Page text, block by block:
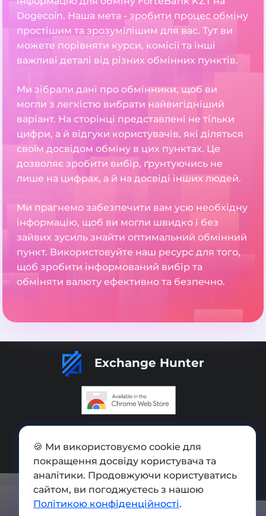
Dogecoin. Наша мета - зробити процес обміну
простішим та зрозумілішим для вас. Тут ви
можете порівняти курси, комісії та інші
важливі деталі від різних обмінних пунктів.
Ми зібрали дані про обмінники, щоб ви
могли з легкістю вибрати найвигідніший
варіант. На сторінці представлені не тільки
цифри, а й відгуки користувачів, які діляться
своїм досвідом обміну в цих пунктах. Це
дозволяє зробити вибір, ґрунтуючись не
лише на цифрах, а й на досвіді інших людей.
Ми прагнемо забезпечити вам усю необхідну
інформацію, щоб ви могли швидко і без
зайвих зусиль знайти оптимальний обмінний
пункт. Використовуйте наш ресурс для того,
щоб зробити інформований вибір та
обміняти валюту ефективно та безпечно.
Exchange Hunter
Мапа сайту
Press kit
Умови використання
🍪 Ми використовуємо cookie для
покращення досвіду користувача та
аналітики. Продовжуючи користуватись
сайтом, ви погоджуєтесь з нашою
Політикою конфіденційності.